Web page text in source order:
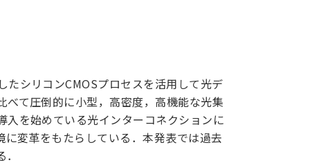
シリコンCMOSプロセスを活用して光デ
て圧倒的に小型，高密度，高機能な光集
を始めている光インターコネクションに
変革をもたらしている．本発表では過去